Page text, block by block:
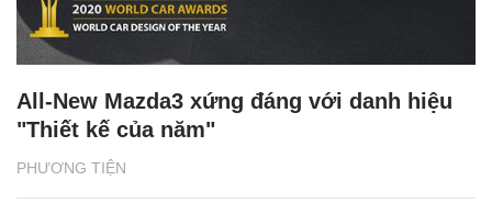
PHƯƠNG TIỆN
All-New Mazda3 xứng đáng với danh hiệu
"Thiết kế của năm"